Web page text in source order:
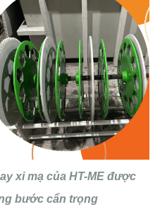
xi mạ của HT-ME được
bước cẩn trọng